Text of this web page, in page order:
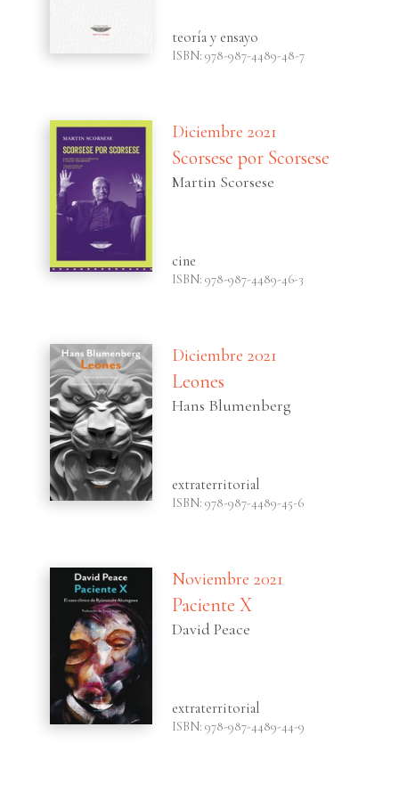
teoría y ensayo
ISBN: 978-987-4489-48-7
Diciembre 2021
Scorsese por Scorsese
Martin Scorsese
cine
ISBN: 978-987-4489-46-3
Diciembre 2021
Leones
Hans Blumenberg
extraterritorial
ISBN: 978-987-4489-45-6
Noviembre 2021
Paciente X
David Peace
extraterritorial
ISBN: 978-987-4489-44-9